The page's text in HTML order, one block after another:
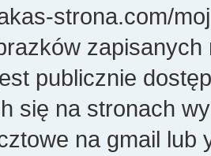
strona.com/
publicznie
się na stronach
na gmail lub